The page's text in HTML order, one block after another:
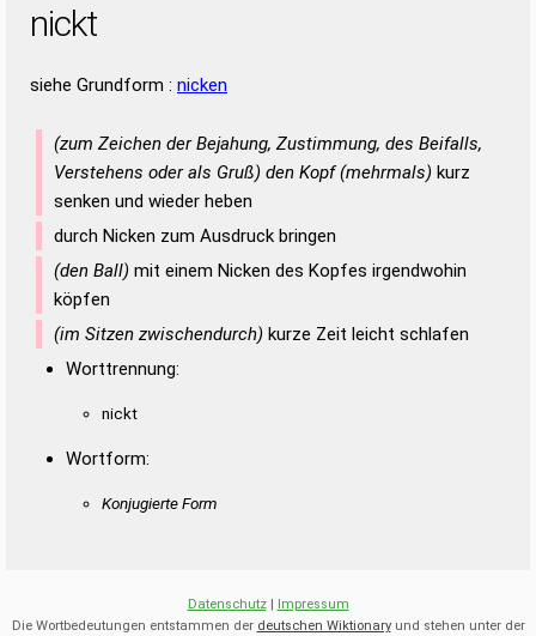
nickt
siehe Grundform : nicken
(zum Zeichen der Bejahung, Zustimmung, des Beifalls,
Verstehens oder als Gruß) den Kopf (mehrmals) kurz
senken und wieder heben
durch Nicken zum Ausdruck bringen
(den Ball) mit einem Nicken des Kopfes irgendwohin
köpfen
(im Sitzen zwischendurch) kurze Zeit leicht schlafen
Worttrennung:
nickt
Wortform:
Konjugierte Form
Datenschutz| Impressum
Die Wortbedeutungen entstammen der deutschen Wiktionaryund stehen unter der